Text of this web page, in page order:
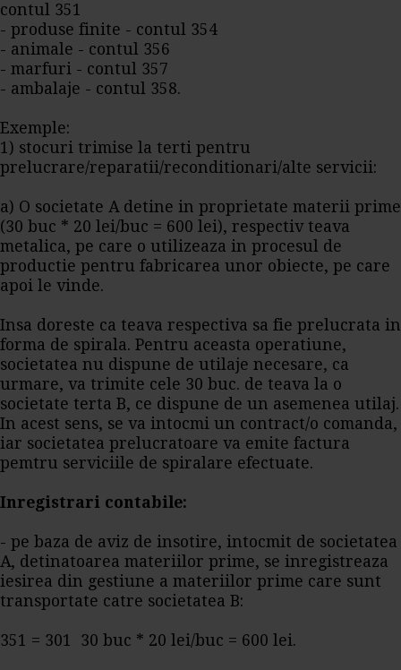
contul 351
- produse finite - contul 354
- animale - contul 356
- marfuri - contul 357
- ambalaje - contul 358.
Exemple:
1) stocuri trimise la terti pentru
prelucrare/reparatii/reconditionari/alte servicii:
a) O societate A detine in proprietate materii prime
(30 buc * 20 lei/buc = 600 lei), respectiv teava
metalica, pe care o utilizeaza in procesul de
productie pentru fabricarea unor obiecte, pe care
apoi le vinde.
Insa doreste ca teava respectiva sa fie prelucrata in
forma de spirala. Pentru aceasta operatiune,
societatea nu dispune de utilaje necesare, ca
urmare, va trimite cele 30 buc. de teava la o
societate terta B, ce dispune de un asemenea utilaj.
In acest sens, se va intocmi un contract/o comanda,
iar societatea prelucratoare va emite factura
pemtru serviciile de spiralare efectuate.
Inregistrari contabile:
- pe baza de aviz de insotire, intocmit de societatea
A, detinatoarea materiilor prime, se inregistreaza
iesirea din gestiune a materiilor prime care sunt
transportate catre societatea B:
351 = 301 30 buc * 20 lei/buc = 600 lei.